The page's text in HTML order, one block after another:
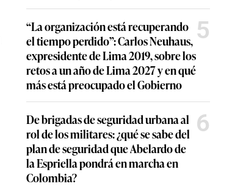
“La organización está recuperando
el tiempo perdido”: Carlos Neuhaus,
expresidente de Lima 2019, sobre los
retos a un año de Lima 2027 y en qué
más está preocupado el Gobierno
5
De brigadas de seguridad urbana al
rol de los militares: ¿qué se sabe del
plan de seguridad que Abelardo de
la Espriella pondrá en marcha en
Colombia?
6